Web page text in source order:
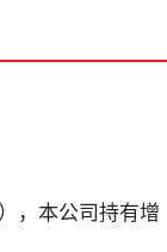
，本公司持有增